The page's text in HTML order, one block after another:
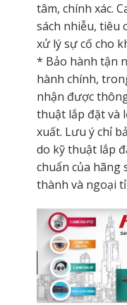
tâm, chính xác.
sách nhiễu, tiêu
xử lý sự cố cho
* Bảo hành tận
hành chính,
nhận được
thuật lắp đặt và
xuất. Lưu ý chỉ
do kỹ thuật lắp
chuẩn của hãng
thành và ngoại